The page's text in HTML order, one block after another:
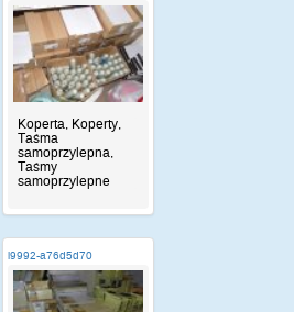
Koperta, Koperty,
Taśma
samoprzylepna,
Taśmy
samoprzylepne
i9992-a76d5d70